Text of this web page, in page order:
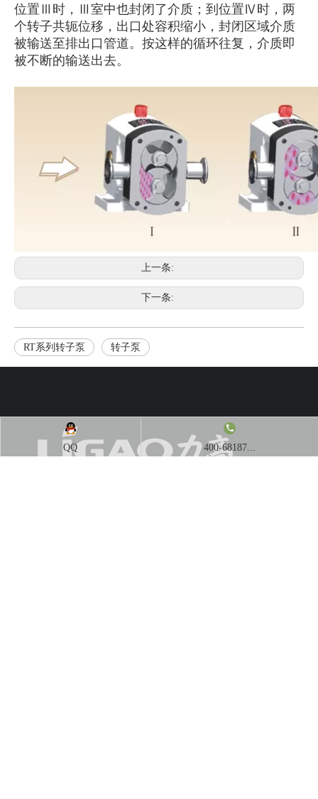
位置Ⅲ时，Ⅲ室中也封闭了介质；到位置Ⅳ时，两
个转子共轭位移，出口处容积缩小，封闭区域介质
被输送至排出口管道。按这样的循环往复，介质即
被不断的输送出去。
上一条:
下一条:
RT系列转子泵 转子泵
QQ 400-68187...